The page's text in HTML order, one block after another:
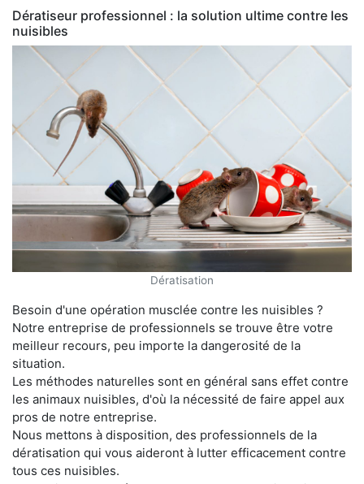
Dératiseur professionnel : la solution ultime contre les
nuisibles
Dératisation
Besoin d'une opération musclée contre les nuisibles ?
Notre entreprise de professionnels se trouve être votre
meilleur recours, peu importe la dangerosité de la
situation.
Les méthodes naturelles sont en général sans effet contre
les animaux nuisibles, d'où la nécessité de faire appel aux
pros de notre entreprise.
Nous mettons à disposition, des professionnels de la
dératisation qui vous aideront à lutter efficacement contre
tous ces nuisibles.